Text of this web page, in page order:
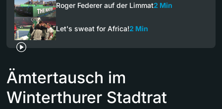
Roger Federer auf der Limmat2 Min
Let's sweat for Africa!2 Min
Ämtertausch im
Winterthurer Stadtrat